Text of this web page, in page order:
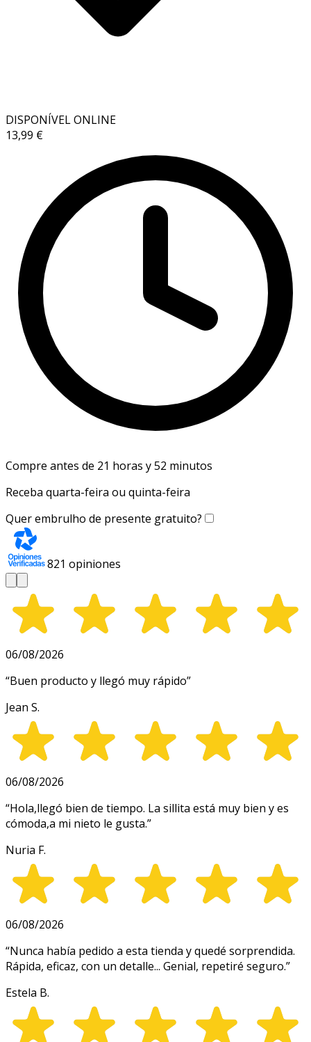
DISPONÍVEL ONLINE
13,99 €
Compre antes de 21 horas y 52 minutos
Receba quarta-feira ou quinta-feira
Quer embrulho de presente gratuito?
821 opiniones
06/08/2026
“Buen producto y llegó muy rápido”
Jean S.
06/08/2026
“Hola,llegó bien de tiempo. La sillita está muy bien y es
cómoda,a mi nieto le gusta.”
Nuria F.
06/08/2026
“Nunca había pedido a esta tienda y quedé sorprendida.
Rápida, eficaz, con un detalle... Genial, repetiré seguro.”
Estela B.